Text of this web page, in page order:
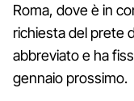
Roma, dove è in
richiesta del prete
abbreviato e ha
gennaio prossimo.